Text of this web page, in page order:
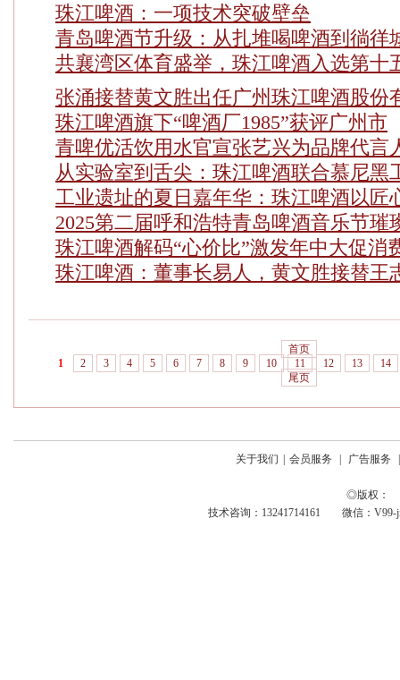
珠江啤酒：一项技术突破壁垒
青岛啤酒节升级：从扎堆喝啤酒到徜徉
共襄湾区体育盛举，珠江啤酒入选第十
张涌接替黄文胜出任广州珠江啤酒股份
珠江啤酒旗下“啤酒厂1985”获评广州市
青啤优活饮用水官宣张艺兴为品牌代言
从实验室到舌尖：珠江啤酒联合慕尼黑
工业遗址的夏日嘉年华：珠江啤酒以匠
2025第二届呼和浩特青岛啤酒音乐节璀
珠江啤酒解码“心价比”激发年中大促消
珠江啤酒：董事长易人，黄文胜接替王
首页
1
2 3 4 5 6 7 8 9 10 11 12 13
14
尾页
关于我们 会员服务 广告服务
◎版权：
技术咨询：13241714161 微信：V99-